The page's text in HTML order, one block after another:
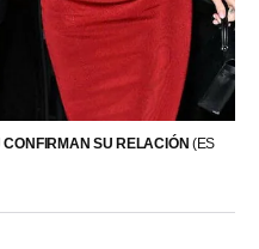
SU RELACIÓN (ES